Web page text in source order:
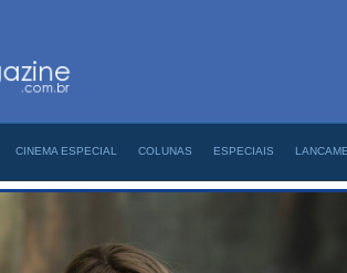
CINEMA ESPECIAL COLUNAS ESPECIAIS